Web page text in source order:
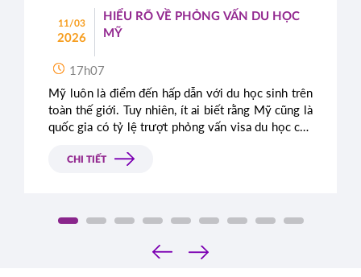
11/03
2026
HIỂU RÕ VỀ PHỎNG VẤN DU HỌC
MỸ
17h07
Mỹ luôn là điểm đến hấp dẫn với du học sinh trên
toàn thế giới. Tuy nhiên, ít ai biết rằng Mỹ cũng là
quốc gia có tỷ lệ trượt phỏng vấn visa du học cao
bạn chưa thực sự hiểu rõ về tầm quan trọng của
CHI TIẾT
‹
›